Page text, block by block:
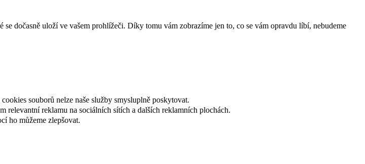
dočasně uloží ve vašem prohlížeči. Díky tomu vám zobrazíme jen to, co se vám opravdu líbí, nebudeme
souborů nelze naše služby smysluplně poskytovat.
relevantní reklamu na sociálních sítích a dalších reklamních plochách.
ho můžeme zlepšovat.